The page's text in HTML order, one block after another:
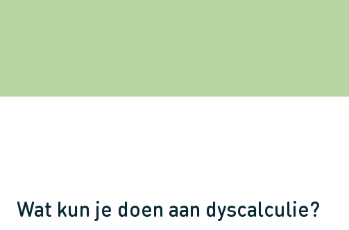
Wat kun je doen aan dyscalculie?